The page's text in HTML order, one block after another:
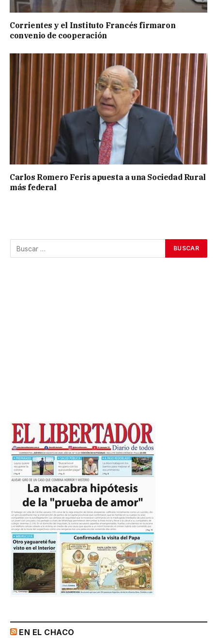
Corrientes y el Instituto Francés firmaron
convenio de cooperación
Carlos Romero Feris apuesta a una Sociedad Rural
más federal
EN EL CHACO